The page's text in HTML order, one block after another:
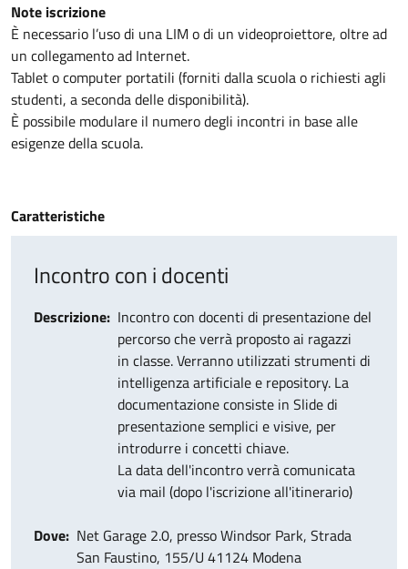
Note iscrizione
È necessario l’uso di una LIM o di un videoproiettore, oltre ad
un collegamento ad Internet.
Tablet o computer portatili (forniti dalla scuola o richiesti agli
studenti, a seconda delle disponibilità).
È possibile modulare il numero degli incontri in base alle
esigenze della scuola.
Caratteristiche
Incontro con i docenti
Descrizione Incontro con docenti di presentazione del
percorso che verrà proposto ai ragazzi
in classe. Verranno utilizzati strumenti di
intelligenza artificiale e repository. La
documentazioneconsiste in Slide di
presentazione semplici e visive, per
introdurre i concetti chiave.
La data dell'incontro verrà comunicata
via mail (dopo l'iscrizione all'itinerario)
Dove Net Garage 2.0, presso Windsor Park, Strada
San Faustino, 155/U 41124 Modena